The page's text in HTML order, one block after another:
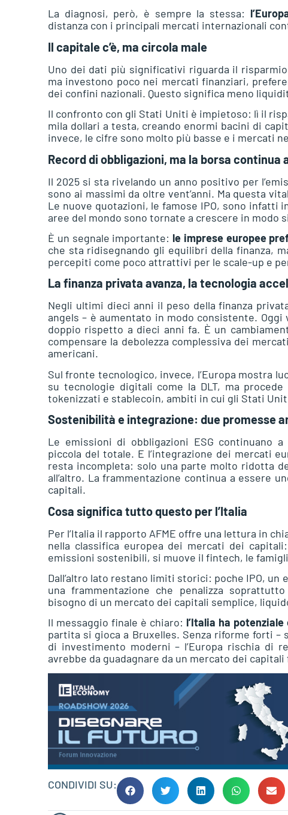
La diagnosi, però, è sempre la stessa:
distanza con i principali mercati internazionali
Il capitale c’è, ma circola male
Uno dei dati più significativi riguarda il
ma investono poco nei mercati finanziari,
dei confini nazionali. Questo significa meno
Il confronto con gli Stati Uniti è impietoso: lì il
mila dollari a testa, creando enormi bacini di
invece, le cifre sono molto più basse e i mercati
Record di obbligazioni, ma la borsa continua
Il 2025 si sta rivelando un anno positivo per
sono ai massimi da oltre vent’anni. Ma questa
Le nuove quotazioni, le famose IPO, sono infatti
aree del mondo sono tornate a crescere in modo
È un segnale importante: le imprese europee
che sta ridisegnando gli equilibri della finanza,
percepiti come poco attrattivi per le scale-up e
La finanza privata avanza, la tecnologia
Negli ultimi dieci anni il peso della finanza
angels – è aumentato in modo consistente.
doppio rispetto a dieci anni fa. È un
compensare la debolezza complessiva dei
americani.
Sul fronte tecnologico, invece, l’Europa mostra
su tecnologie digitali come la DLT, ma
tokenizzati e stablecoin, ambiti in cui gli Stati
Sostenibilità e integrazione: due promesse
Le emissioni di obbligazioni ESG continuano
piccola del totale. E l’integrazione dei mercati
resta incompleta: solo una parte molto ridotta
all’altro. La frammentazione continua a essere
capitali.
Cosa significa tutto questo per l’Italia
Per l’Italia il rapporto AFME offre una lettura in
nella classifica europea dei mercati dei
emissioni sostenibili, si muove il fintech, le
Dall’altro lato restano limiti storici: poche IPO, un
una frammentazione che penalizza
bisogno di un mercato dei capitali semplice,
Il messaggio finale è chiaro: l’Italia ha
partita si gioca a Bruxelles. Senza riforme forti
di investimento moderni – l’Europa rischia di
avrebbe da guadagnare da un mercato dei
CONDIVIDI SU: